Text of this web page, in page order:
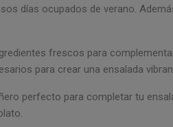
días ocupados de verano.
frescos para
para crear una ensalada
perfecto para completar tu